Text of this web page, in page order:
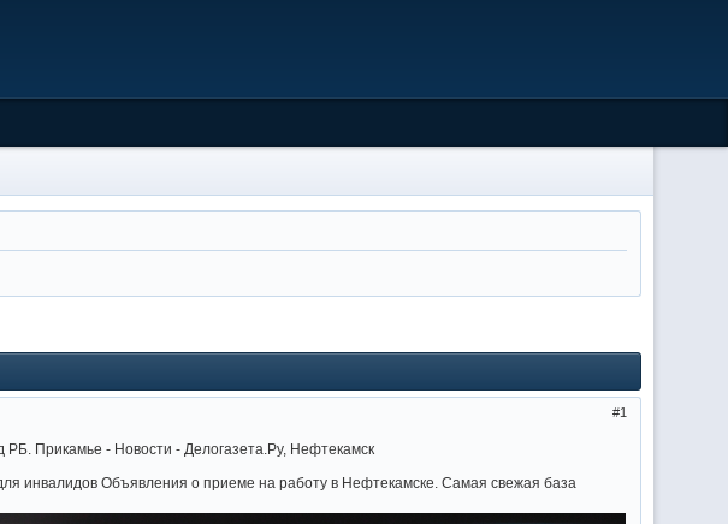
1
Прикамье - Новости - Делогазета.Ру, Нефтекамск
инвалидов Объявления о приеме на работу в Нефтекамске. Самая свежая база